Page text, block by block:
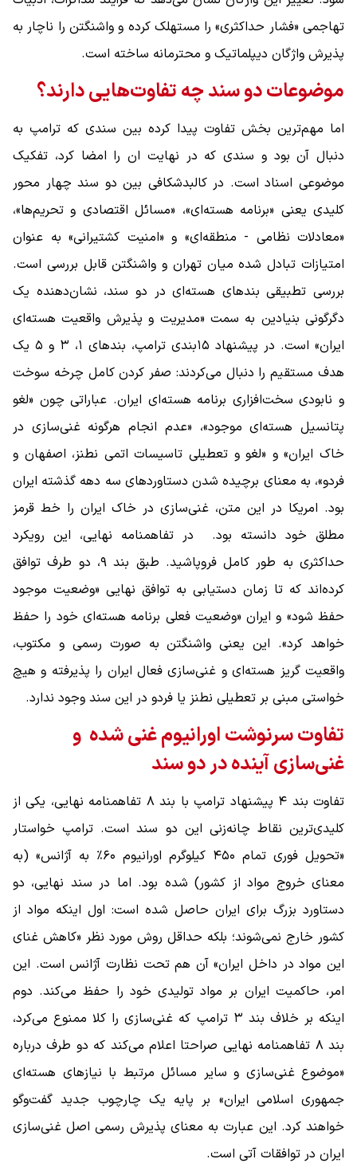
تهاجمی «فشار حداکثری» را مستهلک کرده و واشنگتن را ناچار به
پذیرش واژگان دیپلماتیک و محترمانه ساخته است.
موضوعات دو سند چه تفاوت‌هایی دارند؟
اما مهم‌ترین بخش تفاوت پیدا کرده بین سندی که ترامپ به
دنبال آن بود و سندی که در نهایت ان را امضا کرد، تفکیک
موضوعی اسناد است. در کالبدشکافی بین دو سند چهار محور
کلیدی یعنی «برنامه هسته‌ای»، «مسائل اقتصادی و تحریم‌ها»،
«معادلات نظامی - منطقه‌ای» و «امنیت کشتیرانی» به عنوان
امتیازات تبادل ‌شده میان تهران و واشنگتن قابل بررسی است.
بررسی تطبیقی بندهای هسته‌ای در دو سند، نشان‌دهنده یک
دگرگونی بنیادین به سمت «مدیریت و پذیرش واقعیت هسته‌ای
ایران» است. در پیشنهاد ۱۵‌بندی ترامپ، بندهای ۱، ۳ و ۵ یک
هدف مستقیم را دنبال می‌کردند: صفر کردن کامل چرخه سوخت
و نابودی سخت‌افزاری برنامه هسته‌ای ایران. عباراتی چون «لغو
پتانسیل هسته‌ای موجود»، «عدم انجام هرگونه غنی‌سازی در
خاک ایران» و «لغو و تعطیلی تاسیسات اتمی نطنز، اصفهان و
فردو»، به معنای برچیده شدن دستاوردهای سه دهه گذشته ایران
بود. امریکا در این متن، غنی‌سازی در خاک ایران را خط قرمز
مطلق خود دانسته بود. در تفاهمنامه نهایی، این رویکرد
حداکثری به ‌طور کامل فروپاشید. طبق بند ۹، دو طرف توافق
کرده‌اند که تا زمان دستیابی به توافق نهایی «وضعیت موجود
حفظ شود» و ایران «وضعیت فعلی برنامه هسته‌ای خود را حفظ
خواهد کرد». این یعنی واشنگتن به صورت رسمی و مکتوب،
واقعیت گریز هسته‌ای و غنی‌سازی فعال ایران را پذیرفته و هیچ
خواستی مبنی بر تعطیلی نطنز یا فردو در این سند وجود ندارد.
تفاوت سرنوشت اورانیوم غنی ‌شده و
غنی‌سازی آینده در دو سند
تفاوت بند ۴ پیشنهاد ترامپ با بند ۸ تفاهمنامه نهایی، یکی از
کلیدی‌ترین نقاط چانه‌زنی این دو سند است. ترامپ خواستار
«تحویل فوری تمام ۴۵۰ کیلوگرم اورانیوم ۶۰٪ به آژانس» (به
معنای خروج مواد از کشور) شده بود. اما در سند نهایی، دو
دستاورد بزرگ برای ایران حاصل شده است: اول اینکه مواد از
کشور خارج نمی‌شوند؛ بلکه حداقل روش مورد نظر «کاهش غنای
این مواد در داخل ایران» آن هم تحت نظارت آژانس است. این
امر، حاکمیت ایران بر مواد تولیدی خود را حفظ می‌کند. دوم
اینکه بر خلاف بند ۳ ترامپ که غنی‌سازی را کلا ممنوع می‌کرد،
بند ۸ تفاهمنامه نهایی صراحتا اعلام می‌کند که دو طرف درباره
«موضوع غنی‌سازی و سایر مسائل مرتبط با نیازهای هسته‌ای
جمهوری اسلامی ایران» بر پایه یک چارچوب جدید گفت‌وگو
خواهند کرد. این عبارت به معنای پذیرش رسمی اصل غنی‌سازی
ایران در توافقات آتی است.